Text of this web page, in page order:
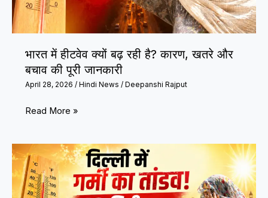
9
28
लोगों
को
बचाया
भारत में हीटवेव क्यों बढ़ रही है? कारण, खतरे और
बचाव की पूरी जानकारी
April 28, 2026 / Hindi News / Deepanshi Rajput
भारत
हीटवेव
क्यों
बढ़
रही
Read More »